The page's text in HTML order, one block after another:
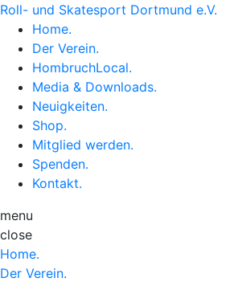
Roll- und Skatesport Dortmund e.V.
Home.
Der Verein.
HombruchLocal.
Media & Downloads.
Neuigkeiten.
Shop.
Mitglied werden.
Spenden.
Kontakt.
menu
close
Home.
Der Verein.